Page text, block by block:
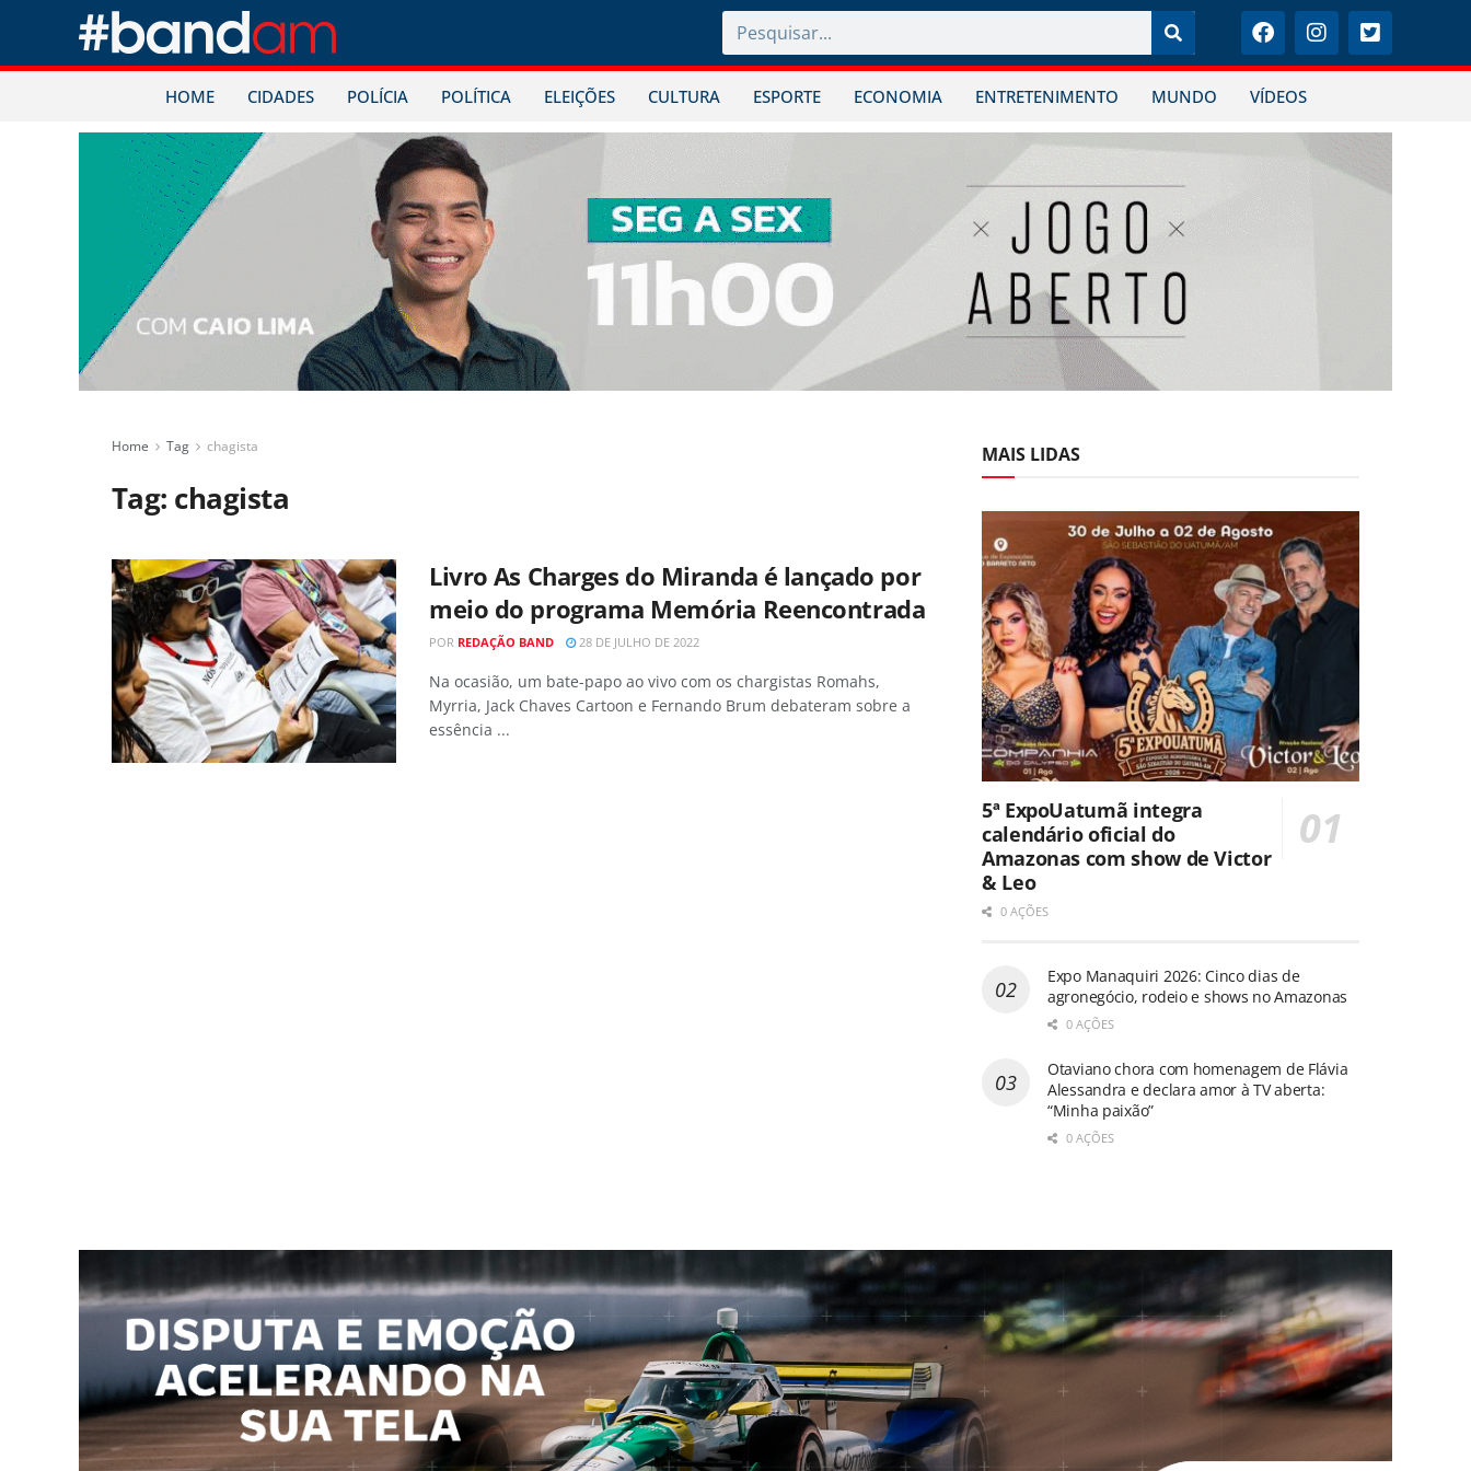
HOME CIDADES POLÍCIA POLÍTICA ELEIÇÕES CULTURA ESPORTE ECONOMIA ENTRETENIMENTO MUNDO VÍDEOS
Home Tag chagista
Tag: chagista
Livro As Charges do Miranda é lançado por
meio do programa Memória Reencontrada
POR REDAÇÃO BAND 28 DE JULHO DE 2022
Na ocasião, um bate-papo ao vivo com os chargistas Romahs,
Myrria, Jack Chaves Cartoon e Fernando Brum debateram sobre a
essência ...
MAIS LIDAS
5ª ExpoUatumã integra
calendário oficial do
Amazonas com show de Victor
& Leo
0 AÇÕES
Expo Manaquiri 2026: Cinco dias de
agronegócio, rodeio e shows no Amazonas
0 AÇÕES
Otaviano chora com homenagem de Flávia
Alessandra e declara amor à TV aberta:
“Minha paixão”
0 AÇÕES